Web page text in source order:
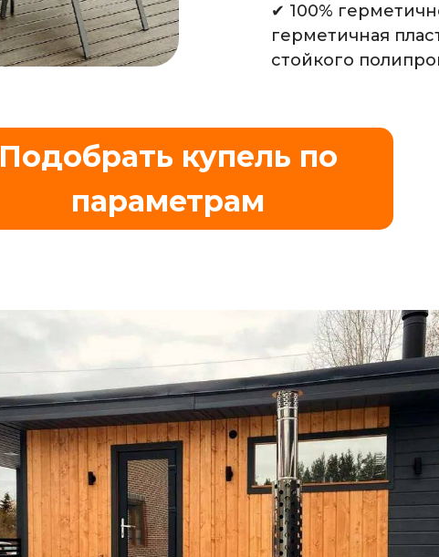
Подобрать купель по
параметрам
✔ 100%
герметичная
стойкого